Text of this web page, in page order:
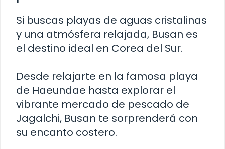
Si buscas playas de aguas cristalinas
y una atmósfera relajada, Busan es
el destino ideal en Corea del Sur.
Desde relajarte en la famosa playa
de Haeundae hasta explorar el
vibrante mercado de pescado de
Jagalchi, Busan te sorprenderá con
su encanto costero.